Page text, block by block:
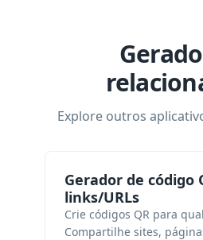
Explore outros
Gerador de código
links/URLs
Crie códigos QR para
Compartilhe sites,